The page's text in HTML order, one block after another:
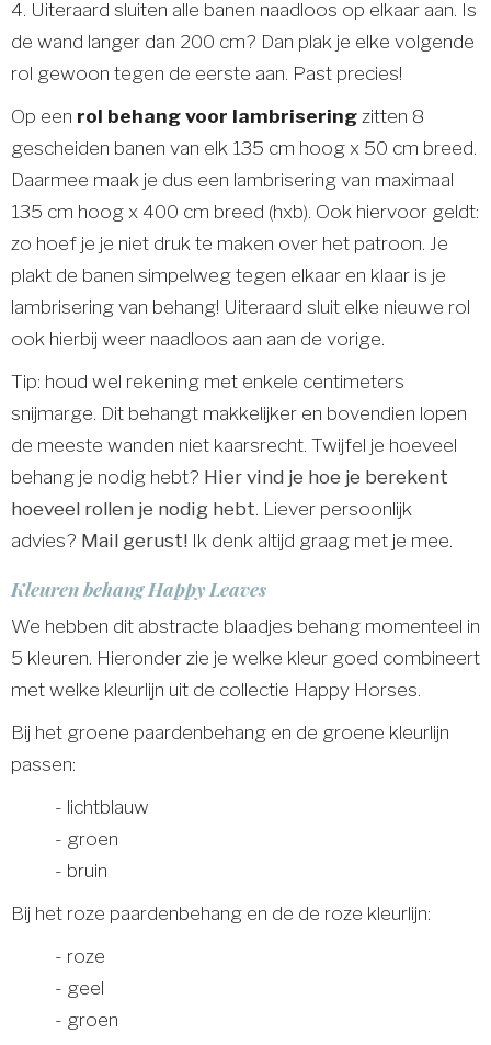
4. Uiteraard sluiten alle banen naadloos op elkaar aan. Is
de wand langer dan 200 cm? Dan plak je elke volgende
rol gewoon tegen de eerste aan. Past precies!
Op een rol behang voor lambrisering zitten 8
gescheiden banen van elk 135 cm hoog x 50 cm breed.
Daarmee maak je dus een lambrisering van maximaal
135 cm hoog x 400 cm breed (hxb). Ook hiervoor geldt:
zo hoef je je niet druk te maken over het patroon. Je
plakt de banen simpelweg tegen elkaar en klaar is je
lambrisering van behang! Uiteraard sluit elke nieuwe rol
ook hierbij weer naadloos aan aan de vorige.
Tip: houd wel rekening met enkele centimeters
snijmarge. Dit behangt makkelijker en bovendien lopen
de meeste wanden niet kaarsrecht. Twijfel je hoeveel
behang je nodig hebt? Hier vind je hoe je berekent
hoeveel rollen je nodig hebt. Liever persoonlijk
advies? Mail gerust! Ik denk altijd graag met je mee.
Kleuren behang Happy Leaves
We hebben dit abstracte blaadjes behang momenteel in
5 kleuren. Hieronder zie je welke kleur goed combineert
met welke kleurlijn uit de collectie Happy Horses.
Bij het groene paardenbehang en de groene kleurlijn
passen:
- lichtblauw
- groen
- bruin
Bij het roze paardenbehang en de de roze kleurlijn:
- roze
- geel
- groen